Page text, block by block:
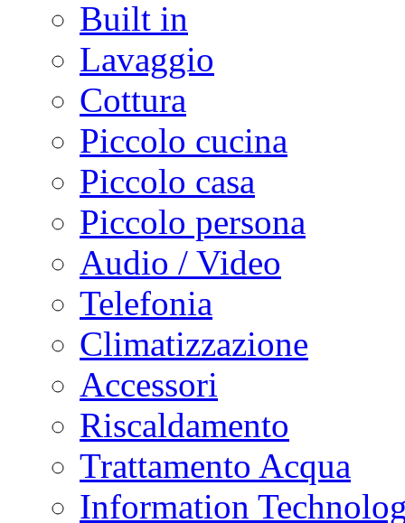
Built in
Lavaggio
Cottura
Piccolo cucina
Piccolo casa
Piccolo persona
Audio / Video
Telefonia
Climatizzazione
Accessori
Riscaldamento
Trattamento Acqua
Information